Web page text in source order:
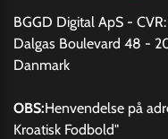
BGGD Digital ApS -
Dalgas Boulevard 48 -
Danmark
OBS:Henvendelse på
Kroatisk Fodbold"